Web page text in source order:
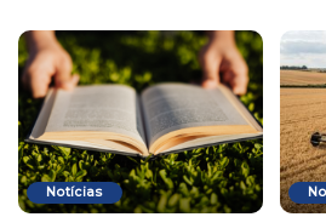
Notícias